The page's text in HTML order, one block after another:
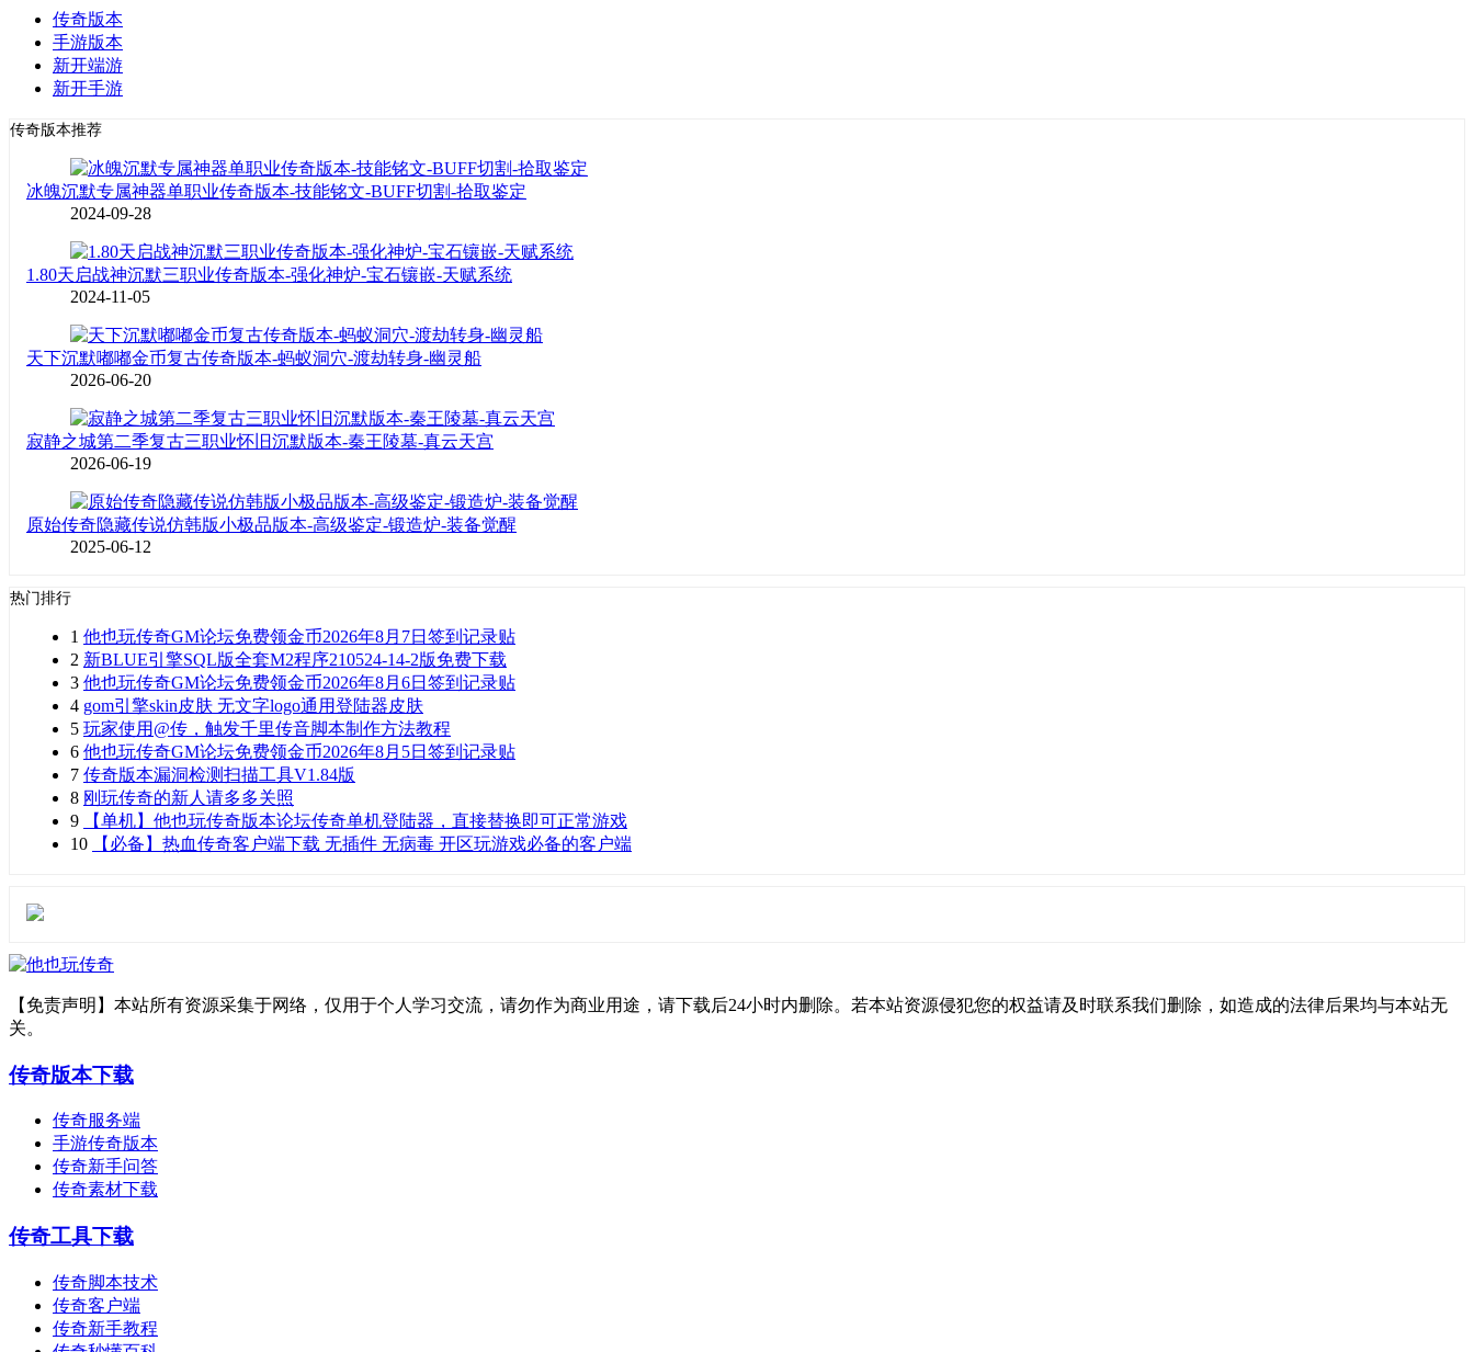
传奇版本
手游版本
新开端游
新开手游
传奇版本推荐
冰魄沉默专属神器单职业传奇版本-技能铭文-BUFF切割-拾取鉴定
2024-09-28
1.80天启战神沉默三职业传奇版本-强化神炉-宝石镶嵌-天赋系统
2024-11-05
天下沉默嘟嘟金币复古传奇版本-蚂蚁洞穴-渡劫转身-幽灵船
2026-06-20
寂静之城第二季复古三职业怀旧沉默版本-秦王陵墓-真云天宫
2026-06-19
原始传奇隐藏传说仿韩版小极品版本-高级鉴定-锻造炉-装备觉醒
2025-06-12
热门排行
1 他也玩传奇GM论坛免费领金币2026年8月7日签到记录贴
2 新BLUE引擎SQL版全套M2程序210524-14-2版免费下载
3 他也玩传奇GM论坛免费领金币2026年8月6日签到记录贴
4 gom引擎skin皮肤 无文字logo通用登陆器皮肤
5 玩家使用@传，触发千里传音脚本制作方法教程
6 他也玩传奇GM论坛免费领金币2026年8月5日签到记录贴
7 传奇版本漏洞检测扫描工具V1.84版
8 刚玩传奇的新人请多多关照
9
【单机】他也玩传奇版本论坛传奇单机登陆器，直接替换即可正常游戏
10
【必备】热血传奇客户端下载 无插件 无病毒 开区玩游戏必备的客户端
【免责声明】本站所有资源采集于网络，仅用于个人学习交流，请勿作为商业用途，请下载后24小时内删除。若本站资源侵犯您的权益请及时联系我们删除，如造成的法律后果均与本站无
关。
传奇版本下载
传奇服务端
手游传奇版本
传奇新手问答
传奇素材下载
传奇工具下载
传奇脚本技术
传奇客户端
传奇新手教程